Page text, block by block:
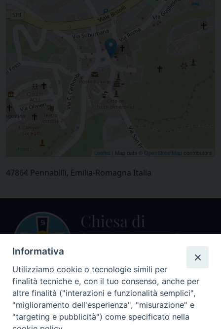
Leaflet | Map data © OpenStreetMap contributors
47864 Pennabilli, Emilia-Romagna Italia
Centralino Curia Vescovile
0541 913711
Indirizzo
Informativa
Utilizziamo cookie o tecnologie simili per
finalità tecniche e, con il tuo consenso, anche per
altre finalità ("interazioni e funzionalità semplici",
"miglioramento dell'esperienza", "misurazione" e
"targeting e pubblicità") come specificato nella